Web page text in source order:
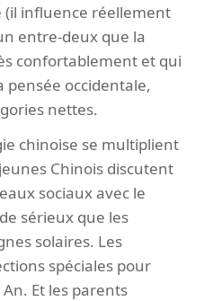
influence réellement
entre-deux que la
confortablement et qui
pensée occidentale,
nettes.
chinoise se multiplient
Chinois discutent
sociaux avec le
sérieux que les
solaires. Les
spéciales pour
Et les parents